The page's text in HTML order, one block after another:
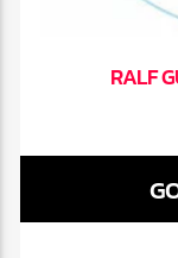
RALF